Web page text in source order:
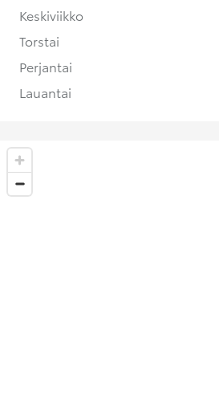
Keskiviikko
Torstai
Perjantai
Lauantai